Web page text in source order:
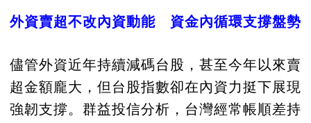
外資賣超不改內資動能 資金內循環支撐盤勢
儘管外資近年持續減碼台股，甚至今年以來賣
超金額龐大，但台股指數卻在內資力挺下展現
強韌支撐。群益投信分析，台灣經常帳順差持